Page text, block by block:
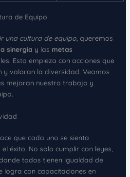
de Equipo
una cultura de equipo, queremos
sinergia y las metas
Esto empieza con acciones que
y valoran la diversidad. Veamos
mejoran nuestro trabajo y
que cada uno se sienta
éxito. No solo cumplir con leyes,
todos tienen igualdad de
logra con capacitaciones en